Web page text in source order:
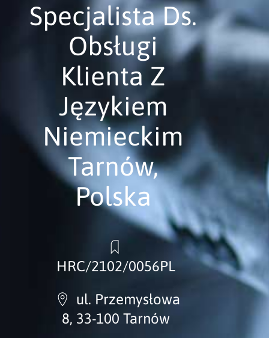
Specjalista Ds.
Obsługi
Klienta Z
Językiem
Niemieckim
Tarnów,
Polska
HRC/2102/0056PL
ul. Przemysłowa
8, 33-100 Tarnów